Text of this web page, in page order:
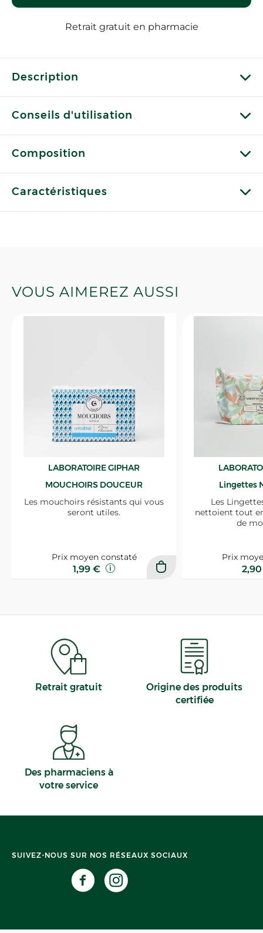
Retrait gratuit en pharmacie
Description
Conseils d'utilisation
Composition
Caractéristiques
VOUS AIMEREZ AUSSI
LABORATOIRE GIPHAR
MOUCHOIRS DOUCEUR
Les mouchoirs résistants qui vous
seront utiles.
Prix moyen constaté
1,99 €
Lingettes
Les
nettoient tout
de
Prix
Retrait gratuit
Origine des produits
certifiée
Des pharmaciens à
votre service
SUIVEZ-NOUS SUR NOS RÉSEAUX SOCIAUX